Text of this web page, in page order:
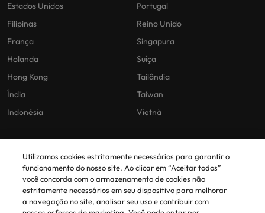
Estados Unidos
Filipinas
França
Holanda
Hong Kong
Índia
Indonésia
Portugal
Reino Unido
Singapura
Suíça
Tailândia
Taiwan
Vietnã
As nossas políticas
Politica Privacidade
Politica de cookies
O nosso escritório em
Portugal
Lisboa
Utilizamos cookies estritamente necessários para garantir o
funcionamento do nosso site. Ao clicar em “Aceitar todos”
você concorda com o armazenamento de cookies não
estritamente necessários em seu dispositivo para melhorar
a navegação no site, analisar seu uso e contribuir com